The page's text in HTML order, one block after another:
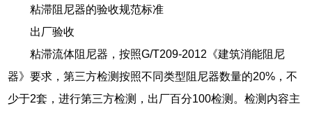
粘滞阻尼器的验收规范标准
出厂验收
粘滞流体阻尼器，按照G/T209-2012《建筑消能阻尼
器》要求，第三方检测按照不同类型阻尼器数量的20%，不
少于2套，进行第三方检测，出厂百分100检测。检测内容主